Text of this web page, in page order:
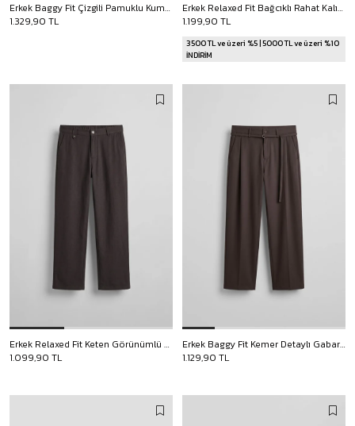
Erkek Baggy Fit Çizgili Pamuklu Kumaş Pantolon Kahverengi
1.329,90 TL
Erkek Relaxed Fit Bağcıklı Rahat Kalıp Pantolon Koyu Kahve
1.199,90 TL
3500 TL ve üzeri %5 | 5000 TL ve üzeri %10
İNDİRİM
Erkek Relaxed Fit Keten Görünümlü Pantolon Koyu Kahve
1.099,90 TL
Erkek Baggy Fit Kemer Detaylı Gabardin Kumaş Pantolon Koyu Kahve
1.129,90 TL